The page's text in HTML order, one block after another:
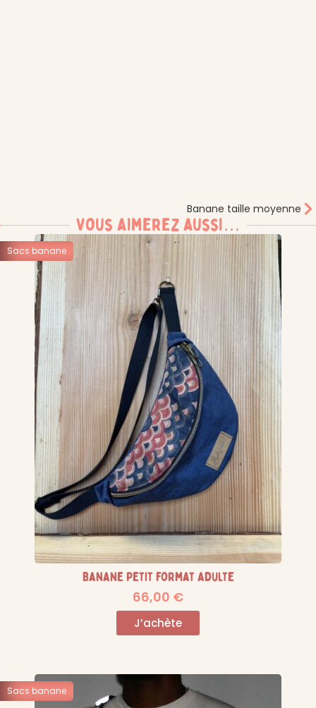
Banane taille moyenne
Vous aimerez aussi…
Sacs banane
Banane petit format adulte
66,00 €
J’achète
Sacs banane